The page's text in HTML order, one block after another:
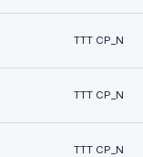
TTT CP_N
TTT CP_N
TTT CP_N